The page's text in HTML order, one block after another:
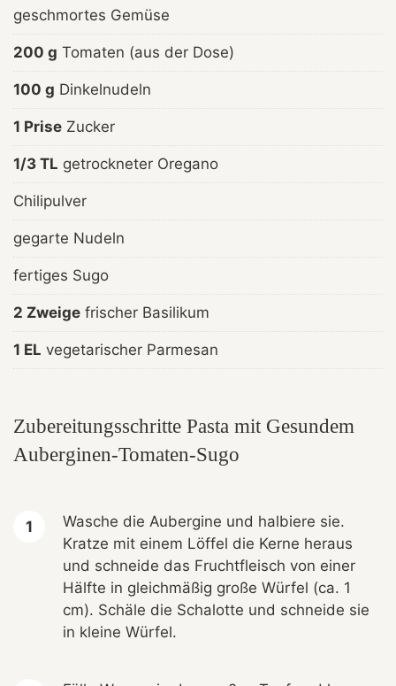
geschmortes Gemüse
200 g Tomaten (aus der Dose)
100 g Dinkelnudeln
1 Prise Zucker
1/3 TL getrockneter Oregano
Chilipulver
gegarte Nudeln
fertiges Sugo
2 Zweige frischer Basilikum
1 EL vegetarischer Parmesan
Zubereitungsschritte Pasta mit Gesundem
Auberginen-Tomaten-Sugo
Wasche die Aubergine und halbiere sie.
Kratze mit einem Löffel die Kerne heraus
und schneide das Fruchtfleisch von einer
Hälfte in gleichmäßig große Würfel (ca. 1
cm). Schäle die Schalotte und schneide sie
in kleine Würfel.